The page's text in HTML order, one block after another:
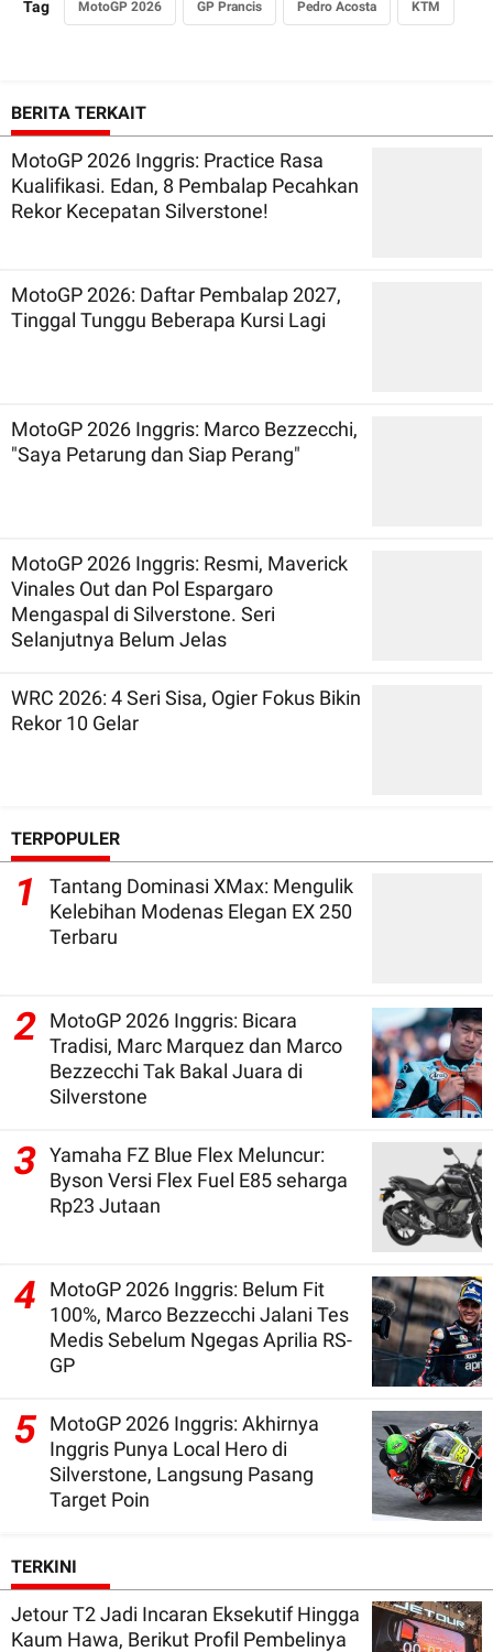
Tag MotoGP 2026 GP Prancis Pedro Acosta KTM
BERITA TERKAIT
MotoGP 2026 Inggris: Practice Rasa
Kualifikasi. Edan, 8 Pembalap Pecahkan
Rekor Kecepatan Silverstone!
MotoGP 2026: Daftar Pembalap 2027,
Tinggal Tunggu Beberapa Kursi Lagi
MotoGP 2026 Inggris: Marco Bezzecchi,
"Saya Petarung dan Siap Perang"
MotoGP 2026 Inggris: Resmi, Maverick
Vinales Out dan Pol Espargaro
Mengaspal di Silverstone. Seri
Selanjutnya Belum Jelas
WRC 2026: 4 Seri Sisa, Ogier Fokus Bikin
Rekor 10 Gelar
TERPOPULER
1
Tantang Dominasi XMax: Mengulik
Kelebihan Modenas Elegan EX 250
Terbaru
2
MotoGP 2026 Inggris: Bicara
Tradisi, Marc Marquez dan Marco
Bezzecchi Tak Bakal Juara di
Silverstone
3 Yamaha FZ Blue Flex Meluncur:
Byson Versi Flex Fuel E85 seharga
Rp23 Jutaan
4
MotoGP 2026 Inggris: Belum Fit
100%, Marco Bezzecchi Jalani Tes
Medis Sebelum Ngegas Aprilia RS-
GP
5 MotoGP 2026 Inggris: Akhirnya
Inggris Punya Local Hero di
Silverstone, Langsung Pasang
Target Poin
TERKINI
Jetour T2 Jadi Incaran Eksekutif Hingga
Kaum Hawa, Berikut Profil Pembelinya